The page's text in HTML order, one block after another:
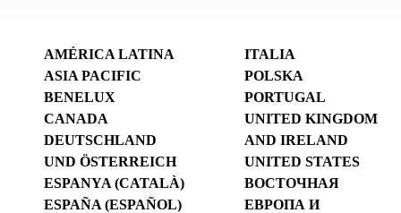
AMÉRICA LATINA
ASIA PACIFIC
BENELUX
CANADA
DEUTSCHLAND
UND ÖSTERREICH
ESPANYA (CATALÀ)
ESPAÑA (ESPAÑOL)
ITALIA
POLSKA
PORTUGAL
UNITED KINGDOM
AND IRELAND
UNITED STATES
ВОСТОЧНАЯ
ЕВРОПА И